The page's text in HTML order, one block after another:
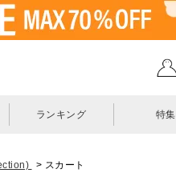
ランキング 特集
> スカート